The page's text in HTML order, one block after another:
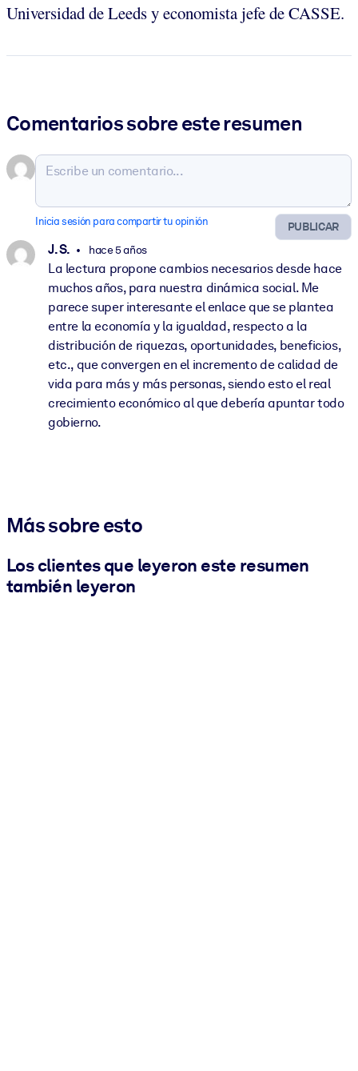
Universidad de Leeds y economista jefe de CASSE.
Comentarios sobre este resumen
PUBLICAR
Inicia sesión para compartir tu opinión
J. S. hace 5 años
La lectura propone cambios necesarios desde hace
muchos años, para nuestra dinámica social. Me
parece super interesante el enlace que se plantea
entre la economía y la igualdad, respecto a la
distribución de riquezas, oportunidades, beneficios,
etc., que convergen en el incremento de calidad de
vida para más y más personas, siendo esto el real
crecimiento económico al que debería apuntar todo
gobierno.
Más sobre esto
Los clientes que leyeron este resumen
también leyeron